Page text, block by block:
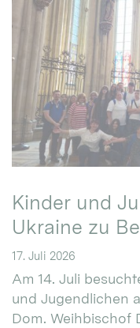
Kinder und
Ukraine zu
17. Juli 2026
Am 14. Juli
und Jugendlichen
Dom. Weihbischof